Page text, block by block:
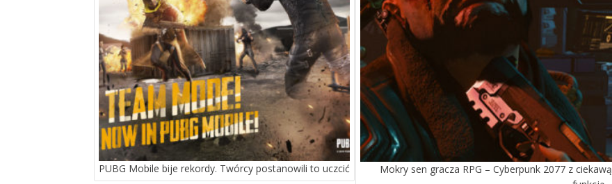
PUBG Mobile bije rekordy. Twórcy postanowili to uczcić
Mokry sen gracza RPG – Cyberpunk 2077 z ciekawą